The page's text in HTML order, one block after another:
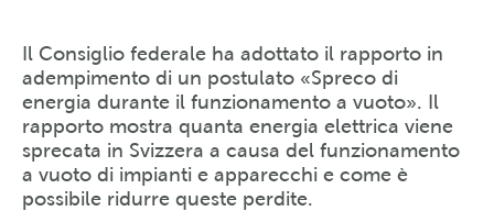
Il Consiglio federale ha adottato il rapporto in
adempimento di un postulato «Spreco di
energia durante il funzionamento a vuoto». Il
rapporto mostra quanta energia elettrica viene
sprecata in Svizzera a causa del funzionamento
a vuoto di impianti e apparecchi e come è
possibile ridurre queste perdite.